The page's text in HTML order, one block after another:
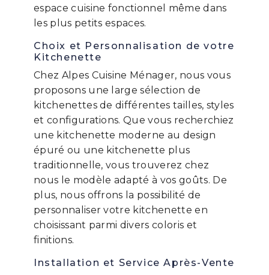
espace cuisine fonctionnel même dans
les plus petits espaces.
Choix et Personnalisation de votre
Kitchenette
Chez Alpes Cuisine Ménager, nous vous
proposons une large sélection de
kitchenettes de différentes tailles, styles
et configurations. Que vous recherchiez
une kitchenette moderne au design
épuré ou une kitchenette plus
traditionnelle, vous trouverez chez
nous le modèle adapté à vos goûts. De
plus, nous offrons la possibilité de
personnaliser votre kitchenette en
choisissant parmi divers coloris et
finitions.
Installation et Service Après-Vente